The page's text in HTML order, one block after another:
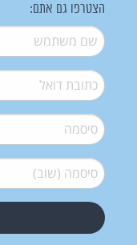
הצטרפו גם אתם:
שם משתמש*
דואל*
סיסמה*
סיסמה (שוב)*